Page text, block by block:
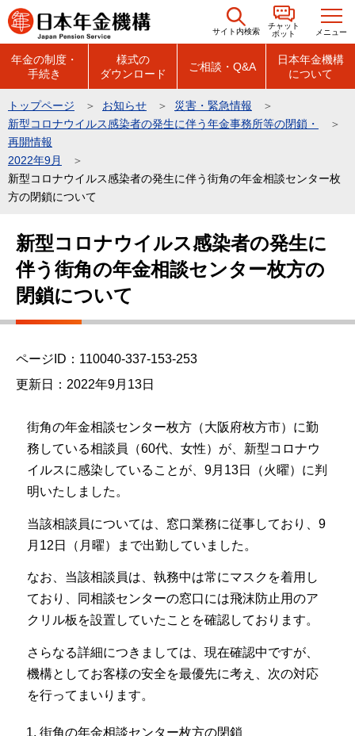
こ
の
の
先
頭
で
す
サイト内検索
チャット
ボット
メニュー
年金の制度・
手続き
様式の
ダウンロード
ご相談・Q&A
日本年金機構
について
トップページ お知らせ
災害・緊急情報
新型コロナウイルス感染者の発生に伴う年金事務所等の閉鎖・
再開情報
2022年9月
新型コロナウイルス感染者の発生に伴う街角の年金相談センター枚
方の閉鎖について
新型コロナウイルス感染者の発生に
伴う街角の年金相談センター枚方の
閉鎖について
ページID：110040-337-153-253
更新日：2022年9月13日
街角の年金相談センター枚方（大阪府枚方市）に勤
務している相談員（60代、女性）が、新型コロナウ
イルスに感染していることが、9月13日（火曜）に判
明いたしました。
当該相談員については、窓口業務に従事しており、9
月12日（月曜）まで出勤していました。
なお、当該相談員は、執務中は常にマスクを着用し
ており、同相談センターの窓口には飛沫防止用のア
クリル板を設置していたことを確認しております。
さらなる詳細につきましては、現在確認中ですが、
機構としてお客様の安全を最優先に考え、次の対応
を行ってまいります。
街角の年金相談センター枚方の閉鎖